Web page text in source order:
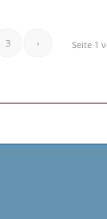
Seite 1
3 ›